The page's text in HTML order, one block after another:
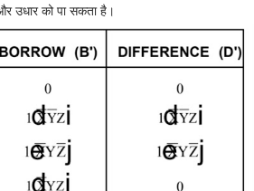
उधार को पा सकता है।